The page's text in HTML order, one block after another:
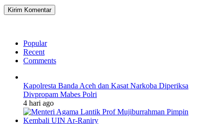
Popular
Recent
Comments
Kapolresta Banda Aceh dan Kasat Narkoba Diperiksa
Divpropam Mabes Polri
4 hari ago